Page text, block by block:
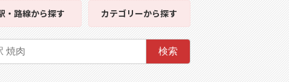
・路線から探す カテゴリーから探す
検索